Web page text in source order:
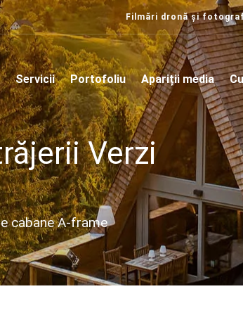
Filmări dronă și
Servicii Portofoliu Apariții media
Verzi
cabane A-frame